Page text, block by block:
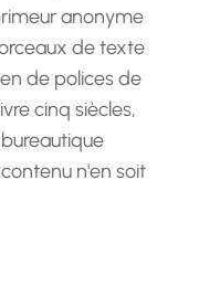
anonyme
de texte
de polices de
cinq siècles,
n'en soit